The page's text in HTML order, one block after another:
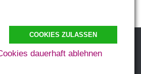
Alle Rechte vorbehalten.
COOKIES ZULASSEN
dauerhaft ablehnen